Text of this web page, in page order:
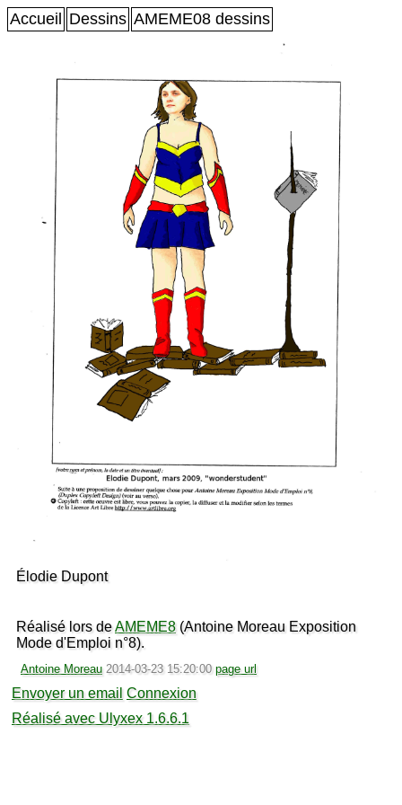
Accueil Dessins AMEME08 dessins
Élodie Dupont
Réalisé lors deAMEME8(Antoine Moreau Exposition
Mode d'Emploi n°8).
Antoine Moreau 2014-03-23 15:20:00 page url
Envoyer un email Connexion
Réalisé avec Ulyxex 1.6.6.1